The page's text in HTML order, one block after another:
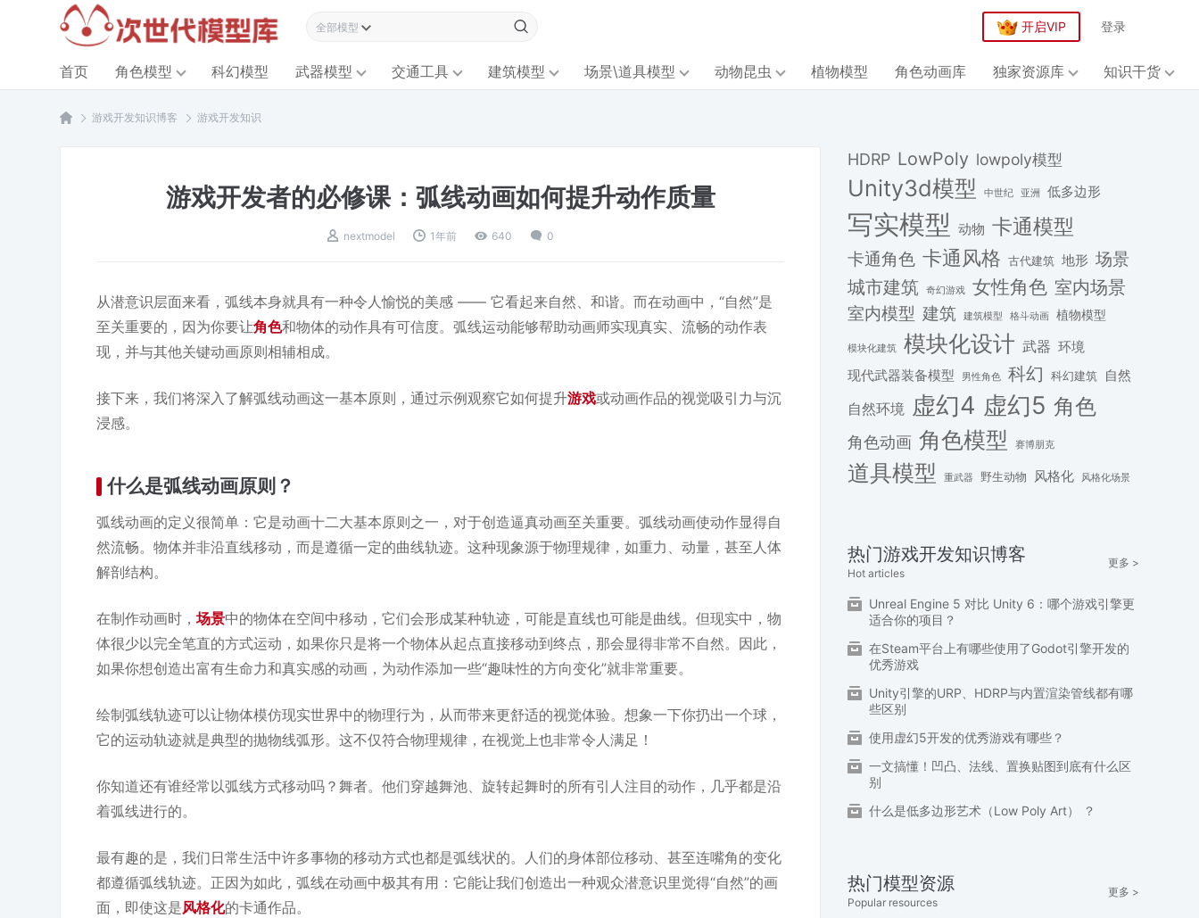
全部模型资源 开启VIP 登录
首页 角色模型 科幻模型 武器模型 交通工具 建筑模型 场景\道具模型 动物昆虫 植物模型 角色动画库 独家资源库 知识干货
游戏开发知识博客 游戏开发知识
游戏开发者的必修课：弧线动画如何提升动作质量
nextmodel 1年前 640 0
从潜意识层面来看，弧线本身就具有一种令人愉悦的美感 —— 它看起来自然、和谐。而在动画中，“自然”是
至关重要的，因为你要让角色和物体的动作具有可信度。弧线运动能够帮助动画师实现真实、流畅的动作表
现，并与其他关键动画原则相辅相成。
接下来，我们将深入了解弧线动画这一基本原则，通过示例观察它如何提升游戏或动画作品的视觉吸引力与沉
浸感。
什么是弧线动画原则？
弧线动画的定义很简单：它是动画十二大基本原则之一，对于创造逼真动画至关重要。弧线动画使动作显得自
然流畅。物体并非沿直线移动，而是遵循一定的曲线轨迹。这种现象源于物理规律，如重力、动量，甚至人体
解剖结构。
在制作动画时，场景中的物体在空间中移动，它们会形成某种轨迹，可能是直线也可能是曲线。但现实中，物
体很少以完全笔直的方式运动，如果你只是将一个物体从起点直接移动到终点，那会显得非常不自然。因此，
如果你想创造出富有生命力和真实感的动画，为动作添加一些“趣味性的方向变化”就非常重要。
绘制弧线轨迹可以让物体模仿现实世界中的物理行为，从而带来更舒适的视觉体验。想象一下你扔出一个球，
它的运动轨迹就是典型的抛物线弧形。这不仅符合物理规律，在视觉上也非常令人满足！
你知道还有谁经常以弧线方式移动吗？舞者。他们穿越舞池、旋转起舞时的所有引人注目的动作，几乎都是沿
着弧线进行的。
最有趣的是，我们日常生活中许多事物的移动方式也都是弧线状的。人们的身体部位移动、甚至连嘴角的变化
都遵循弧线轨迹。正因为如此，弧线在动画中极其有用：它能让我们创造出一种观众潜意识里觉得“自然”的画
面，即使这是风格化的卡通作品。
HDRP LowPoly lowpoly模型
Unity3d模型 中世纪 亚洲 低多边形
写实模型 动物 卡通模型
卡通角色 卡通风格 古代建筑 地形 场景
城市建筑
奇幻游戏 女性角色 室内场景
室内模型 建筑 建筑模型 格斗动画 植物模型
模块化建筑 模块化设计 武器 环境
现代武器装备模型
男性角色 科幻 科幻建筑 自然
自然环境 虚幻4 虚幻5 角色
角色动画 角色模型 赛博朋克
道具模型 重武器 野生动物 风格化 风格化场景
热门游戏开发知识博客
Hot articles
更多 >
Unreal Engine 5 对比 Unity 6：哪个游戏引擎更
适合你的项目？
在Steam平台上有哪些使用了Godot引擎开发的
优秀游戏
Unity引擎的URP、HDRP与内置渲染管线都有哪
些区别
使用虚幻5开发的优秀游戏有哪些？
一文搞懂！凹凸、法线、置换贴图到底有什么区
别
什么是低多边形艺术（Low Poly Art） ？
热门模型资源
Popular resources
更多 >